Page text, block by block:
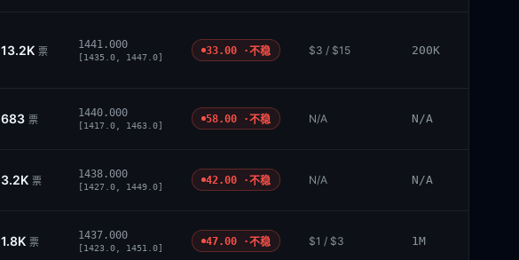
13.2K 票
1441.000
[1435.0, 1447.0]
33.00 ·不稳 $3 / $15 200K
683 票
1440.000
[1417.0, 1463.0]
58.00 ·不稳 N/A N/A
3.2K 票
1438.000
[1427.0, 1449.0]
42.00 ·不稳 N/A N/A
1.8K 票
1437.000
[1423.0, 1451.0]
47.00 ·不稳 $1 / $3 1M